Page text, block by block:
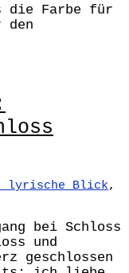
die Farbe für
lyrische Blick,
bei Schloss
und
geschlossen